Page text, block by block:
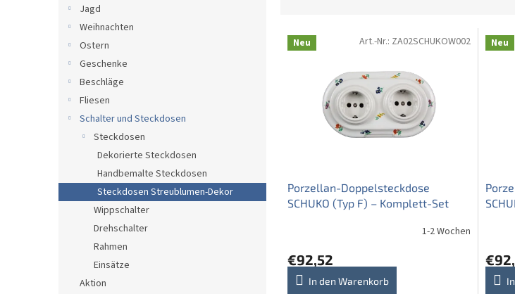
Jagd
Weihnachten
Ostern
Geschenke
Beschläge
Fliesen
Schalter und Steckdosen
Steckdosen
Dekorierte Steckdosen
Handbemalte Steckdosen
Steckdosen Streublumen-Dekor
Wippschalter
Drehschalter
Rahmen
Einsätze
Aktion
Neu
Porzellan-Doppelsteckdose
SCHUKO (Typ F) – Komplett-Set
1-2 Wochen
€92,52
In den Warenkorb
Art.-Nr.: ZA02SCHUKOW002 Neu